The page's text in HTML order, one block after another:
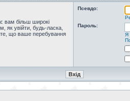
вам більш широкі
як увійти, будь-ласка,
що ваше перебування
Псевдо:
Пароль:
Я